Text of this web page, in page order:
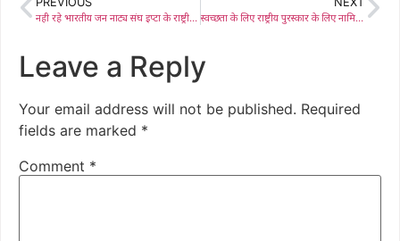
नही रहे भारतीय जन नाट्य संघ इप्टा के राष्ट्रीय अध्यक्ष रणवीर सिंह, रंगकर्मियों ने दी श्रद्वांजलि स्वच्छता के लिए राष्ट्रीय पुरस्कार के लिए नामित नप बांग्ला मध्य विद्यालय का नई दिल्ली से आई यूनिसेफ के सहयोगी संस्था के संयोजक ने किया निरीक्षण
Leave a Reply
Your email address will not be published. Required
fields are marked *
Comment *